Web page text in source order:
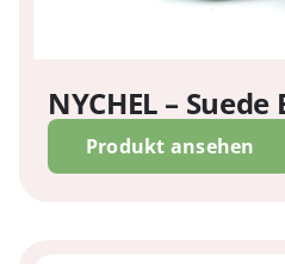
NYCHEL –
Produkt ansehen